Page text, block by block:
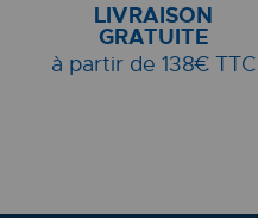
LIVRAISON
GRATUITE
à partir de 138€ TTC